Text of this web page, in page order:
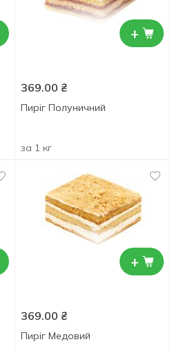
+
369.00 ₴
Пиріг Полуничний
за 1 кг
+
369.00 ₴
Пиріг Медовий